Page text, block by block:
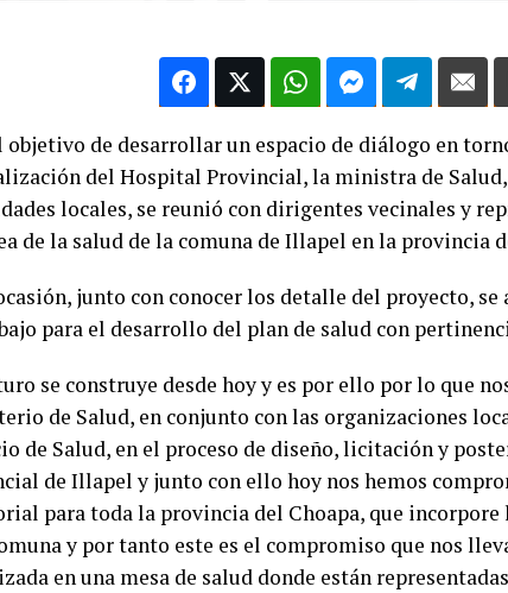
objetivo de desarrollar un espacio de diálogo en
del Hospital Provincial, la ministra de
locales, se reunió con dirigentes vecinales y
de la salud de la comuna de Illapel en la provincia
junto con conocer los detalle del proyecto,
para el desarrollo del plan de salud con
se construye desde hoy y es por ello por lo que
de Salud, en conjunto con las organizaciones
de Salud, en el proceso de diseño, licitación y
de Illapel y junto con ello hoy nos hemos
para toda la provincia del Choapa, que
y por tanto este es el compromiso que nos
en una mesa de salud donde están